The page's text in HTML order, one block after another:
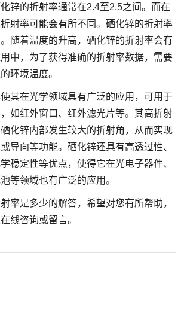
锌的折射率通常在2.4至2.5之间。而在
射率可能会有所不同。硒化锌的折射率
随着温度的升高，硒化锌的折射率会有
中，为了获得准确的折射率数据，需要
环境温度。
其在光学领域具有广泛的应用，可用于
如红外窗口、红外滤光片等。其高折射
化锌内部发生较大的折射角，从而实现
导向等功能。硒化锌还具有高透过性、
稳定性等优点，使得它在光电子器件、
等领域也有广泛的应用。
率是多少的解答，希望对您有所帮助，
线咨询或留言。